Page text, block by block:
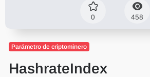
0 458
Parámetro de criptominero
HashrateIndex